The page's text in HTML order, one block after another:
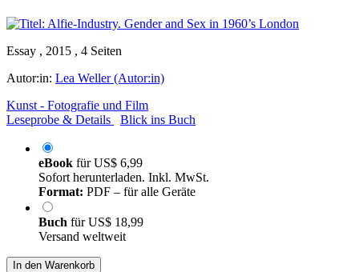
Essay , 2015 , 4 Seiten
Autor:in: Lea Weller (Autor:in)
Kunst - Fotografie und Film
Leseprobe & Details
Blick ins Buch
eBook fürUS$ 6,99
Sofort herunterladen. Inkl. MwSt.
Format: PDF – für alle Geräte
Buch fürUS$ 18,99
Versand weltweit
In den Warenkorb